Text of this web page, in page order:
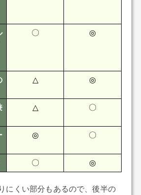
〇 ◎
△ ◎
△ 〇
◎ 〇
〇 ◎
にくい部分もあるので、後半の